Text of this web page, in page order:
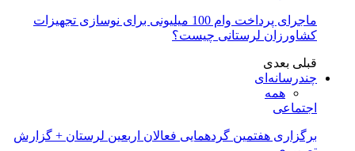
ماجرای پرداخت وام 100 میلیونی برای نوسازی تجهیزات
کشاورزان لرستانی چیست؟
قبلی بعدی
چندرسانه‌ای
همه
اجتماعی
برگزاری هفتمین گردهمایی فعالان اربعین لرستان + گزارش